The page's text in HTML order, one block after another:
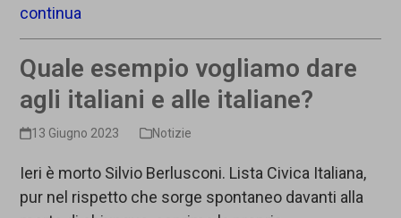
continua
Quale esempio vogliamo dare
agli italiani e alle italiane?
13 Giugno 2023 Notizie
Ieri è morto Silvio Berlusconi. Lista Civica Italiana,
pur nel rispetto che sorge spontaneo davanti alla